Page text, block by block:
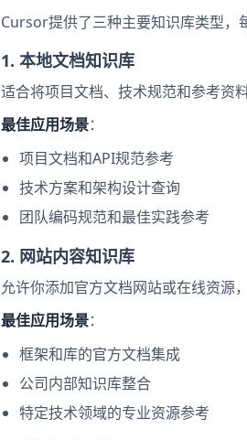
Cursor提供了三种主要知识库类型，
1. 本地文档知识库
适合将项目文档、技术规范和参考资
最佳应用场景：
项目文档和API规范参考
技术方案和架构设计查询
团队编码规范和最佳实践参考
2. 网站内容知识库
允许你添加官方文档网站或在线资源
最佳应用场景：
框架和库的官方文档集成
公司内部知识库整合
特定技术领域的专业资源参考